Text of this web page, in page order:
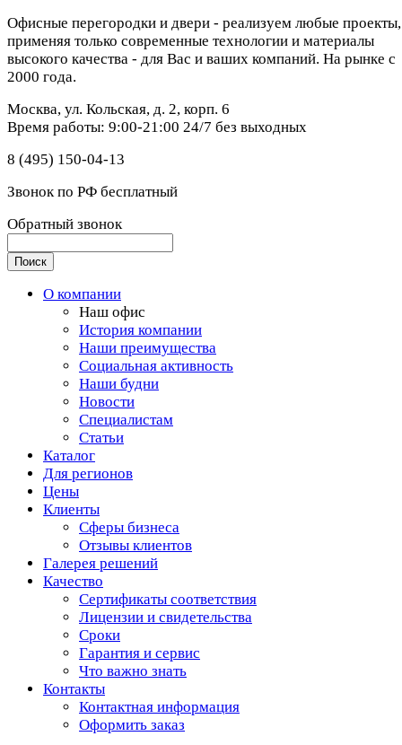
Офисные перегородки и двери - реализуем любые проекты,
применяя только современные технологии и материалы
высокого качества - для Вас и ваших компаний. На рынке с
2000 года.
Москва, ул. Кольская, д. 2, корп. 6
Время работы: 9:00-21:00 24/7 без выходных
8 (495) 150-04-13
Звонок по РФ бесплатный
Обратный звонок
О компании
Наш офис
История компании
Наши преимущества
Социальная активность
Наши будни
Новости
Специалистам
Статьи
Каталог
Для регионов
Цены
Клиенты
Сферы бизнеса
Отзывы клиентов
Галерея решений
Качество
Сертификаты соответствия
Лицензии и свидетельства
Сроки
Гарантия и сервис
Что важно знать
Контакты
Контактная информация
Оформить заказ